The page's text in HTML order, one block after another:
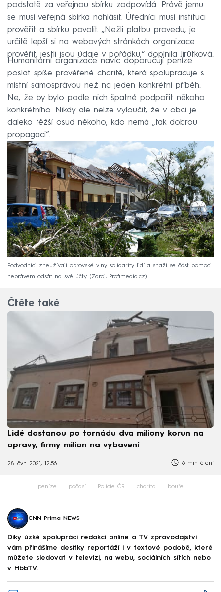
podstatě za veřejnou sbírku zodpovídá. Právě jemu
se musí veřejná sbírka nahlásit. Úředníci musí instituci
prověřit a sbírku povolit. „Nežli platbu provedu, je
určitě lepší si na webových stránkách organizace
prověřit, jestli jsou údaje v pořádku,“ doplnila Jirůtková.
Humanitární organizace navíc doporučují peníze
poslat spíše prověřené charitě, která spolupracuje s
místní samosprávou než na jeden konkrétní příběh.
Ne, že by bylo podle nich špatné podpořit někoho
konkrétního. Nikdy ale nelze vyloučit, že v obci je
daleko těžší osud někoho, kdo nemá „tak dobrou
propagaci“.
Podvodníci zneužívají obrovské vlny solidarity lidí a snaží se část pomoci
neprávem odsát na své účty.
Zdroj: Profimedia.cz
Čtěte také
Lidé dostanou po tornádu dva miliony korun na
opravy, firmy milion na vybavení
28. čvn 2021, 12:56 6 min čtení
peníze počasí Policie ČR charita bouře
CNN Prima NEWS
Díky úzké spolupráci redakcí online a TV zpravodajství
vám přinášíme desítky reportáží i v textové podobě, které
můžete sledovat v televizi, na webu, sociálních sítích nebo
v HbbTV.